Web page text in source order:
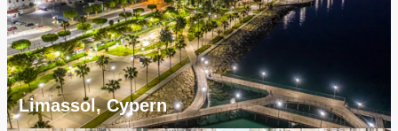
Limassol, Cypern